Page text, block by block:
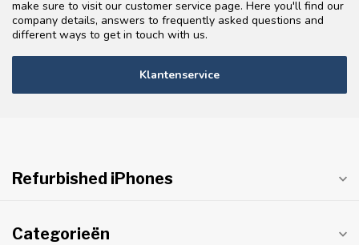
make sure to visit our customer service page. Here you'll find our
company details, answers to frequently asked questions and
different ways to get in touch with us.
Klantenservice
Refurbished iPhones
Categorieën